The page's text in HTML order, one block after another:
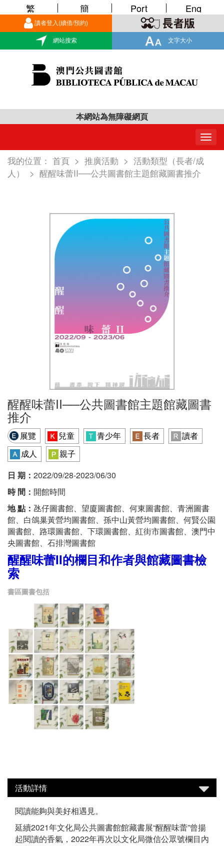
讀者登入(續借/預約)
網站搜索 文字大小
繁 簡 Port Eng
本網站為無障礙網頁
我的位置： 首頁 > 推廣活動 > 活動類型（長者/成
人）
> 醒醒味蕾II──公共圖書館主題館藏圖書推介
醒醒味蕾II──公共圖書館主題館藏圖書
推介
展覽 兒童 青少年 長者
讀者
成人
親子
日 期： 2022/09/28-2023/06/30
時 間： 開館時間
地 點： 氹仔圖書館、望廈圖書館、何東圖書館、青洲圖書
館、白鴿巢黃營均圖書館、孫中山黃營均圖書館、何賢公園
圖書館、路環圖書館、下環圖書館、紅街市圖書館、澳門中
央圖書館、石排灣圖書館
醒醒味蕾II的欄目和作者與館藏圖書檢
索
書區圖書包括
活動詳情
閱讀能夠與美好相遇見。
延續2021年文化局公共圖書館館藏書展“醒醒味蕾”曾揚
起閱讀的香氣，2022年再次以文化局微信公眾號欄目內